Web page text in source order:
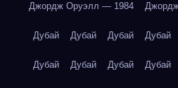
Джордж Оруэлл — 1984
Дубай Дубай Дубай Дубай
Дубай Дубай Дубай Дубай